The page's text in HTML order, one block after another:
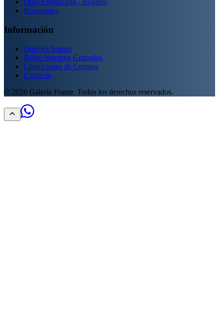
Obra Enmarcada - Regalos
Novedades
Información
Quiénes Somos
Sobre Nuestros Grabados
Condiciones de Compra
Contacto
© 2026 Galería Frame. Todos los derechos reservados.